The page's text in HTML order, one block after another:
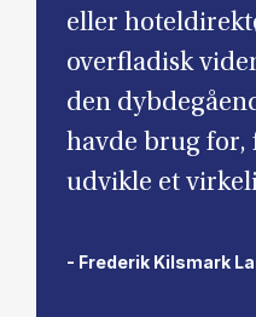
eller
overfladisk
den
havde brug for,
udvikle et
- Frederik Kilsmark